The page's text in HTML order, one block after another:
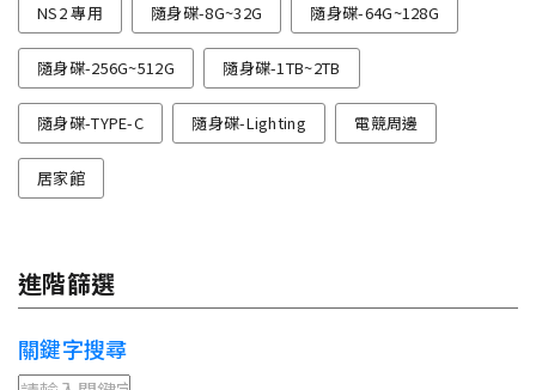
NS2 專用 隨身碟-8G~32G 隨身碟-64G~128G
隨身碟-256G~512G 隨身碟-1TB~2TB
隨身碟-TYPE-C 隨身碟-Lighting 電競周邊
居家館
進階篩選
關鍵字搜尋